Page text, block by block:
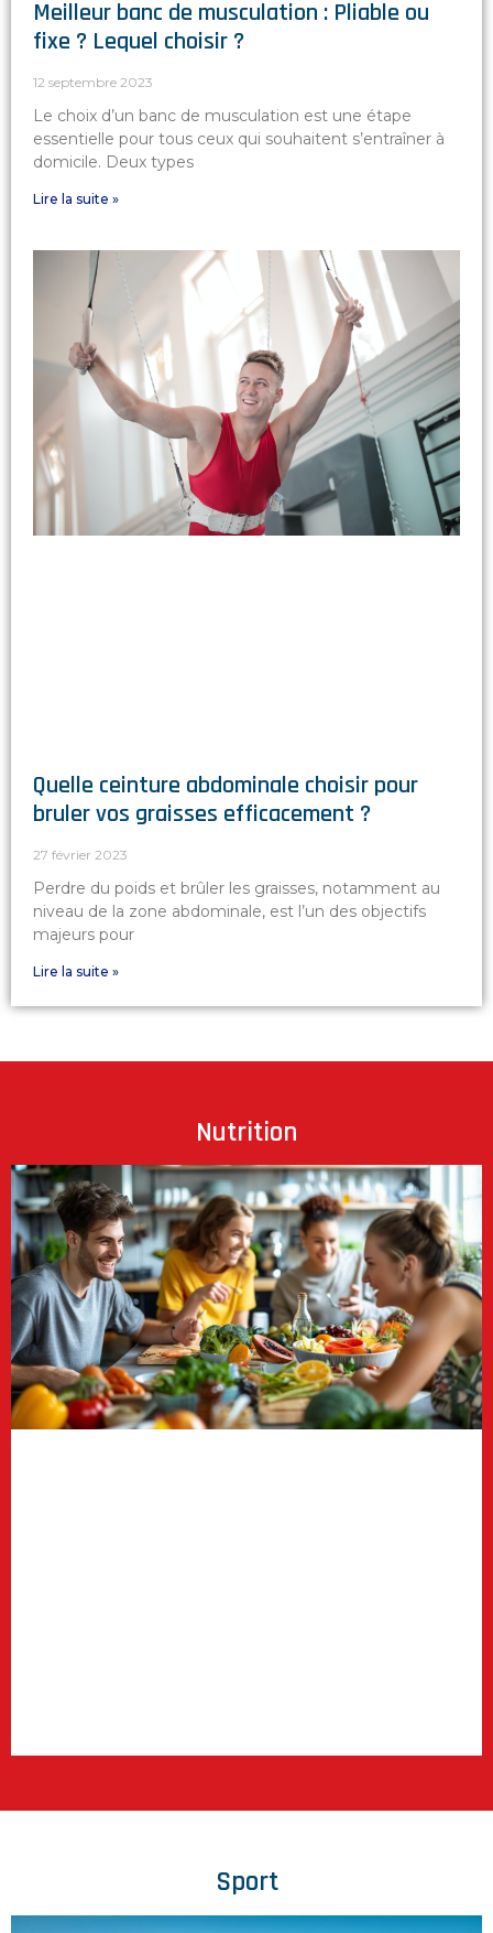
Meilleur banc de musculation : Pliable ou
fixe ? Lequel choisir ?
12 septembre 2023
Le choix d’un banc de musculation est une étape
essentielle pour tous ceux qui souhaitent s’entraîner à
domicile. Deux types
Lire la suite »
Quelle ceinture abdominale choisir pour
bruler vos graisses efficacement ?
27 février 2023
Perdre du poids et brûler les graisses, notamment au
niveau de la zone abdominale, est l’un des objectifs
majeurs pour
Lire la suite »
Nutrition
Sport